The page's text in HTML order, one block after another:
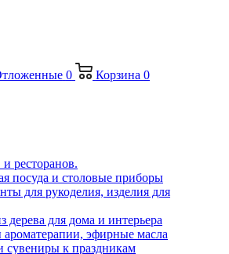
0 Корзина 0
ресторанов.
посуда и столовые приборы
для рукоделия, изделия для
дерева для дома и интерьера
эфирные масла
сувениры к праздникам